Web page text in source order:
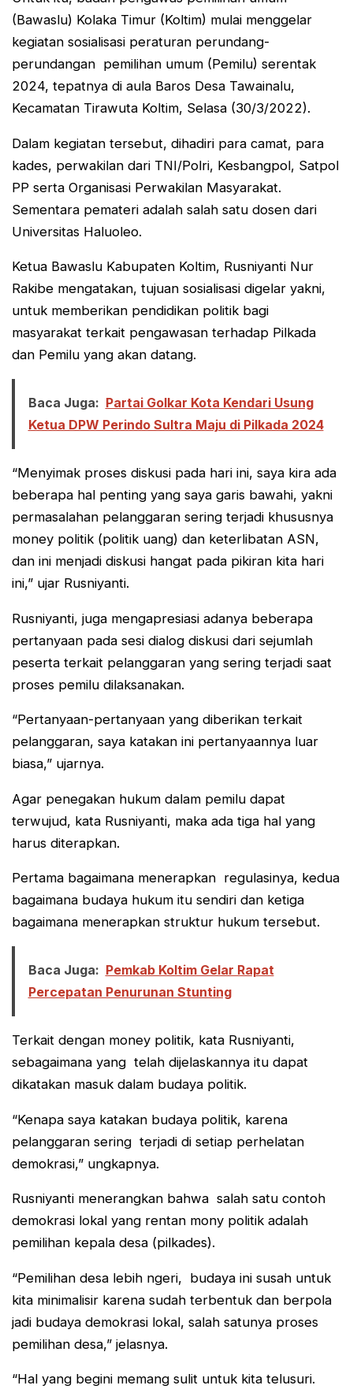
(Bawaslu) Kolaka Timur (Koltim) mulai menggelar
kegiatan sosialisasi peraturan perundang-
perundangan pemilihan umum (Pemilu) serentak
2024, tepatnya di aula Baros Desa Tawainalu,
Kecamatan Tirawuta Koltim, Selasa (30/3/2022).
Dalam kegiatan tersebut, dihadiri para camat, para
kades, perwakilan dari TNI/Polri, Kesbangpol, Satpol
PP serta Organisasi Perwakilan Masyarakat.
Sementara pemateri adalah salah satu dosen dari
Universitas Haluoleo.
Ketua Bawaslu Kabupaten Koltim, Rusniyanti Nur
Rakibe mengatakan, tujuan sosialisasi digelar yakni,
untuk memberikan pendidikan politik bagi
masyarakat terkait pengawasan terhadap Pilkada
dan Pemilu yang akan datang.
Baca Juga: Partai Golkar Kota Kendari Usung
Ketua DPW Perindo Sultra Maju di Pilkada 2024
“Menyimak proses diskusi pada hari ini, saya kira ada
beberapa hal penting yang saya garis bawahi, yakni
permasalahan pelanggaran sering terjadi khususnya
money politik (politik uang) dan keterlibatan ASN,
dan ini menjadi diskusi hangat pada pikiran kita hari
ini,” ujar Rusniyanti.
Rusniyanti, juga mengapresiasi adanya beberapa
pertanyaan pada sesi dialog diskusi dari sejumlah
peserta terkait pelanggaran yang sering terjadi saat
proses pemilu dilaksanakan.
“Pertanyaan-pertanyaan yang diberikan terkait
pelanggaran, saya katakan ini pertanyaannya luar
biasa,” ujarnya.
Agar penegakan hukum dalam pemilu dapat
terwujud, kata Rusniyanti, maka ada tiga hal yang
harus diterapkan.
Pertama bagaimana menerapkan regulasinya, kedua
bagaimana budaya hukum itu sendiri dan ketiga
bagaimana menerapkan struktur hukum tersebut.
Baca Juga: Pemkab Koltim Gelar Rapat
Percepatan Penurunan Stunting
Terkait dengan money politik, kata Rusniyanti,
sebagaimana yang telah dijelaskannya itu dapat
dikatakan masuk dalam budaya politik.
“Kenapa saya katakan budaya politik, karena
pelanggaran sering terjadi di setiap perhelatan
demokrasi,” ungkapnya.
Rusniyanti menerangkan bahwa salah satu contoh
demokrasi lokal yang rentan mony politik adalah
pemilihan kepala desa (pilkades).
“Pemilihan desa lebih ngeri, budaya ini susah untuk
kita minimalisir karena sudah terbentuk dan berpola
jadi budaya demokrasi lokal, salah satunya proses
pemilihan desa,” jelasnya.
“Hal yang begini memang sulit untuk kita telusuri.